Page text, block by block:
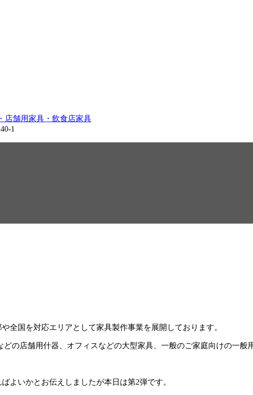
全国を対応エリアとして家具製作事業を展開しております。
の店舗用什器、オフィスなどの大型家具、一般のご家庭向けの一般
よいかとお伝えしましたが本日は第2弾です。